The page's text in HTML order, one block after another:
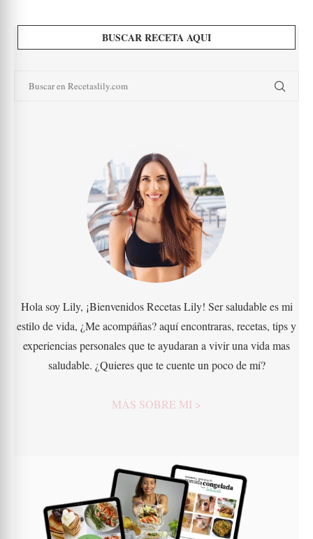
BUSCAR RECETA AQUI
Hola soy Lily, ¡Bienvenidos Recetas Lily! Ser saludable es mi
estilo de vida, ¿Me acompáñas? aquí encontraras, recetas, tips y
experiencias personales que te ayudaran a vivir una vida mas
saludable. ¿Quieres que te cuente un poco de mí?
MÁS SOBRE MI >